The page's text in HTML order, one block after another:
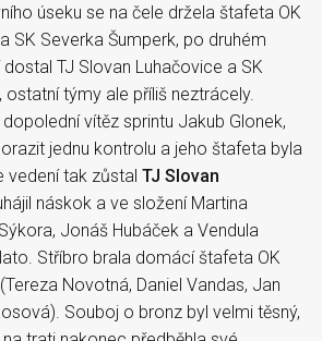
úseku se na čele držela štafeta OK
SK Severka Šumperk, po druhém
TJ Slovan Luhačovice a SK
týmy ale příliš neztrácely.
vítěz sprintu Jakub Glonek,
jednu kontrolu a jeho štafeta byla
vedení tak zůstal TJ Slovan
náskok a ve složení Martina
Jonáš Hubáček a Vendula
Stříbro brala domácí štafeta OK
Novotná, Daniel Vandas, Jan
Souboj o bronz byl velmi těsný,